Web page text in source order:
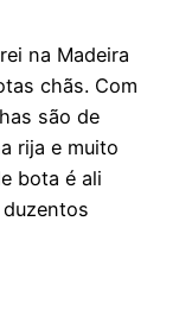
na Madeira
chãs. Com
são de
rija e muito
bota é ali